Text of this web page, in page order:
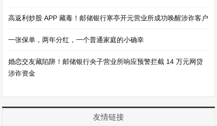
高返利炒股 APP 藏毒！邮储银行寒亭开元营业所成功唤醒涉诈客户
一张保单，两年分红，一个普通家庭的小确幸
婚恋交友藏陷阱！邮储银行央子营业所响应预警拦截 14 万元网贷
涉诈资金
友情链接